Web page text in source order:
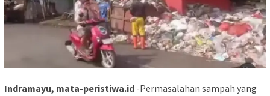
Indramayu, mata-peristiwa.id -Permasalahan sampah yang